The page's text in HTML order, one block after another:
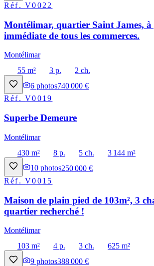
Réf.V0022
Montélimar, quartier Saint James,
immédiate de tous les commerces.
Montélimar
55 m²
3 p.
2 ch.
6 photos740 000 €
Réf.V0019
Superbe Demeure
Montélimar
430 m²
8 p. 5 ch.
3 144 m²
10 photos250 000 €
Réf.V0015
Maison de plain pied de 103m², 3
quartier recherché !
Montélimar
103 m²
4 p. 3 ch.
625 m²
9 photos388 000 €